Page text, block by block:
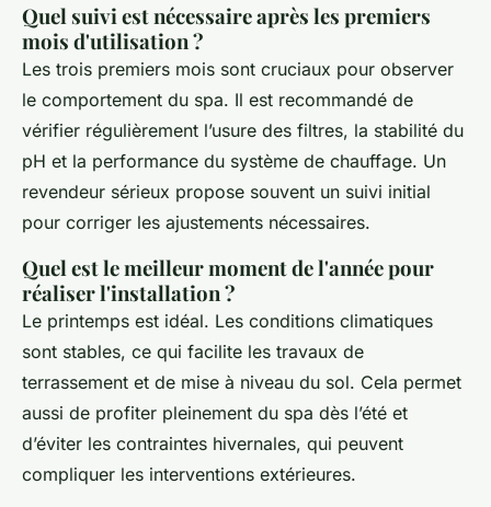
Quel suivi est nécessaire après les premiers
mois d'utilisation ?
Les trois premiers mois sont cruciaux pour observer
le comportement du spa. Il est recommandé de
vérifier régulièrement l’usure des filtres, la stabilité du
pH et la performance du système de chauffage. Un
revendeur sérieux propose souvent un suivi initial
pour corriger les ajustements nécessaires.
Quel est le meilleur moment de l'année pour
réaliser l'installation ?
Le printemps est idéal. Les conditions climatiques
sont stables, ce qui facilite les travaux de
terrassement et de mise à niveau du sol. Cela permet
aussi de profiter pleinement du spa dès l’été et
d’éviter les contraintes hivernales, qui peuvent
compliquer les interventions extérieures.